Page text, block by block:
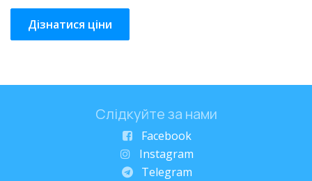
Дізнатися ціни
Слідкуйте за нами
Facebook
Instagram
Telegram